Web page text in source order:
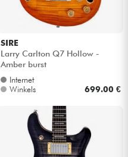
SIRE
Larry Carlton Q7 Hollow -
Amber burst
Internet
Winkels
699.00 €